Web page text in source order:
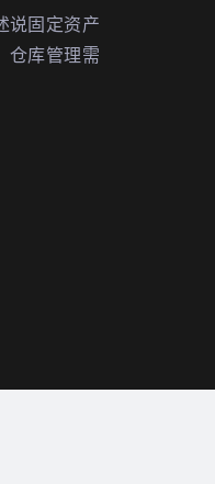
说固定资产
仓库管理需